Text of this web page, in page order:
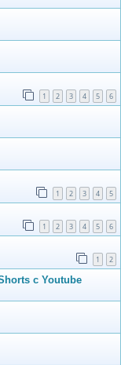
1 2 3 4 5 6
1 2 3 4 5
1 2 3 4 5 6
1 2
с Youtube